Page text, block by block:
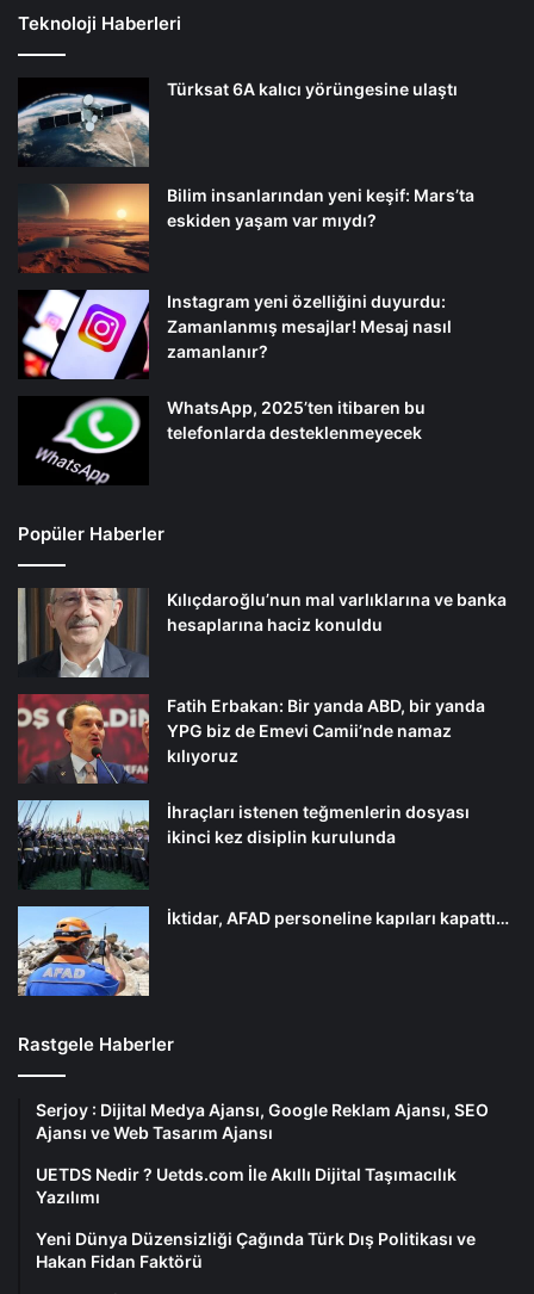
Teknoloji Haberleri
Türksat 6A kalıcı yörüngesine ulaştı
Bilim insanlarından yeni keşif: Mars’ta
eskiden yaşam var mıydı?
Instagram yeni özelliğini duyurdu:
Zamanlanmış mesajlar! Mesaj nasıl
zamanlanır?
WhatsApp, 2025’ten itibaren bu
telefonlarda desteklenmeyecek
Popüler Haberler
Kılıçdaroğlu’nun mal varlıklarına ve banka
hesaplarına haciz konuldu
Fatih Erbakan: Bir yanda ABD, bir yanda
YPG biz de Emevi Camii’nde namaz
kılıyoruz
İhraçları istenen teğmenlerin dosyası
ikinci kez disiplin kurulunda
İktidar, AFAD personeline kapıları kapattı…
Rastgele Haberler
Serjoy : Dijital Medya Ajansı, Google Reklam Ajansı, SEO
Ajansı ve Web Tasarım Ajansı
UETDS Nedir ? Uetds.com İle Akıllı Dijital Taşımacılık
Yazılımı
Yeni Dünya Düzensizliği Çağında Türk Dış Politikası ve
Hakan Fidan Faktörü